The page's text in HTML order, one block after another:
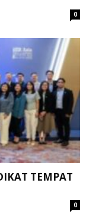
0
TEMPAT
0